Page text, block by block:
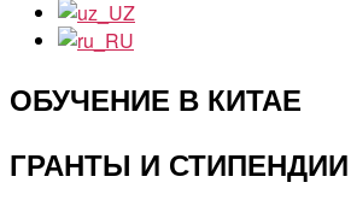
ОБУЧЕНИЕ В КИТАЕ
ГРАНТЫ И СТИПЕНДИИ